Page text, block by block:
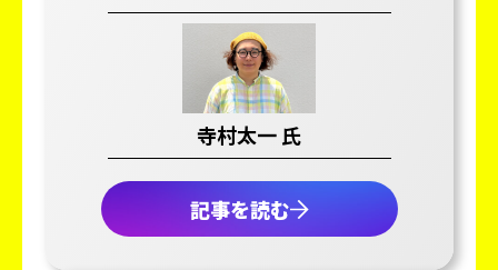
寺村太一 氏
記事を読む